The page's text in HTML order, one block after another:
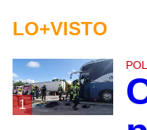
LO+VISTO
1